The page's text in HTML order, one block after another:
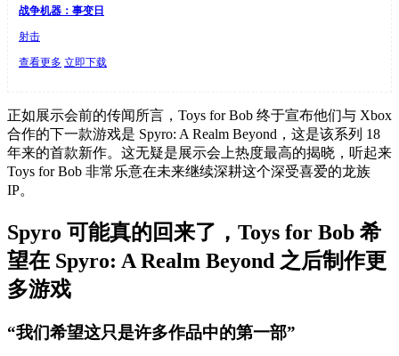
战争机器：事变日
射击
查看更多 立即下载
正如展示会前的传闻所言，Toys for Bob 终于宣布他们与 Xbox
合作的下一款游戏是 Spyro: A Realm Beyond，这是该系列 18
年来的首款新作。这无疑是展示会上热度最高的揭晓，听起来
Toys for Bob 非常乐意在未来继续深耕这个深受喜爱的龙族
IP。
Spyro 可能真的回来了，Toys for Bob 希
望在 Spyro: A Realm Beyond 之后制作更
多游戏
“我们希望这只是许多作品中的第一部”